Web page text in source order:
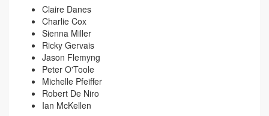
Claire Danes
Charlie Cox
Sienna Miller
Ricky Gervais
Jason Flemyng
Peter O'Toole
Michelle Pfeiffer
Robert De Niro
Ian McKellen